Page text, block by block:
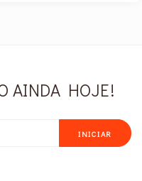
AINDA HOJE!
INICIAR